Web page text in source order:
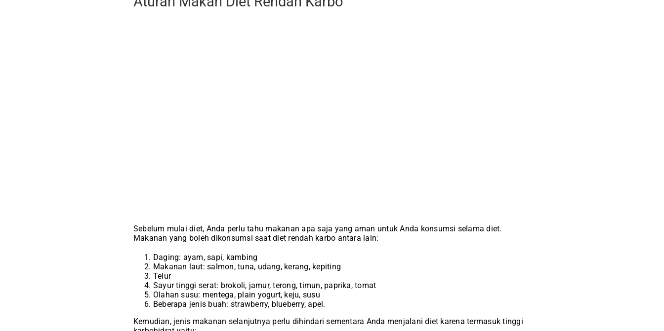
Sebelum mulai diet, Anda perlu tahu makanan apa saja yang aman untuk Anda konsumsi selama diet.
Makanan yang boleh dikonsumsi saat diet rendah karbo antara lain:
Daging: ayam, sapi, kambing
Makanan laut: salmon, tuna, udang, kerang, kepiting
Telur
Sayur tinggi serat: brokoli, jamur, terong, timun, paprika, tomat
Olahan susu: mentega, plain yogurt, keju, susu
Beberapa jenis buah: strawberry, blueberry, apel.
Kemudian, jenis makanan selanjutnya perlu dihindari sementara Anda menjalani diet karena termasuk tinggi